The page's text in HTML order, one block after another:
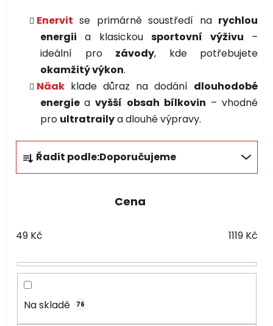
Enervit se primárně soustředí na rychlou
energii a klasickousportovní výživu –
ideální pro závody, kde potřebujete
okamžitý výkon.
Näak klade důraz na dodání dlouhodobé
energieavyšší obsah bílkovin – vhodné
pro ultratrailya dlouhé výpravy.
Ř
a
z
í
p
r
o
d
u
k
Řadit podle:Doporučujeme
Cena
49 Kč 1119 Kč
Na skladě 76